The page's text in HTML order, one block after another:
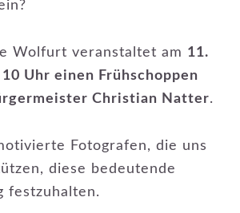
Wolfurt veranstaltet am 11.
Uhr einen Frühschoppen
Christian Natter.
Fotografen, die uns
diese bedeutende
festzuhalten.